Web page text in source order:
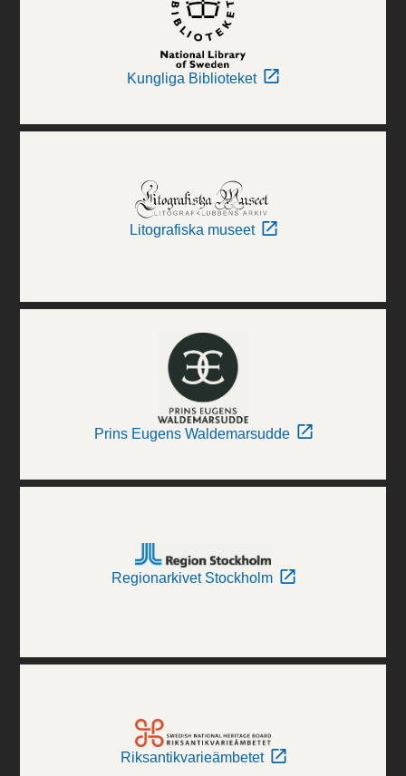
Kungliga Biblioteket
Litografiska museet
Prins Eugens Waldemarsudde
Regionarkivet Stockholm
Riksantikvarieämbetet